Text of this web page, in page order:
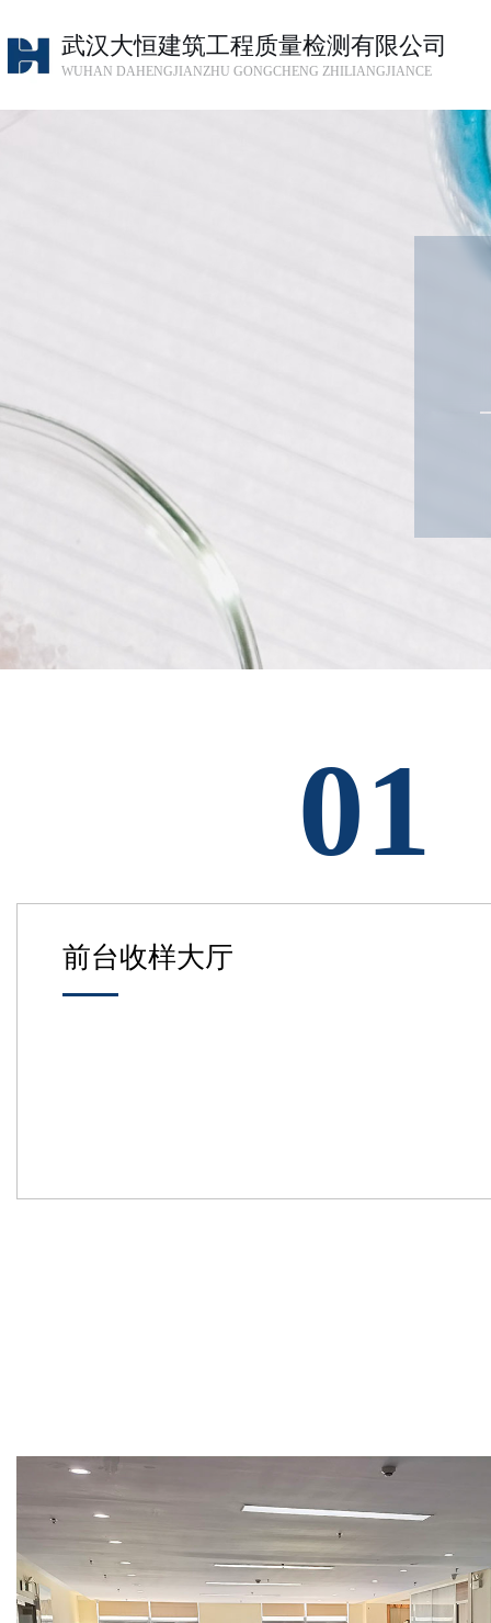
武汉大恒建筑工程质量检测有限公司
WUHAN DAHENGJIANZHU GONGCHENG ZHILIANGJIANCE
01
前台收样大厅
Previous